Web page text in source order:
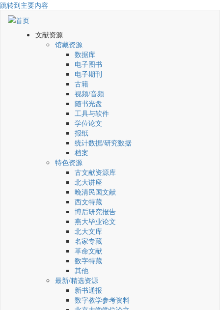
跳转到主要内容
文献资源
馆藏资源
数据库
电子图书
电子期刊
古籍
视频/音频
随书光盘
工具与软件
学位论文
报纸
统计数据/研究数据
档案
特色资源
古文献资源库
北大讲座
晚清民国文献
西文特藏
博后研究报告
燕大毕业论文
北大文库
名家专藏
革命文献
数字特藏
其他
最新/精选资源
新书通报
数字教学参考资料